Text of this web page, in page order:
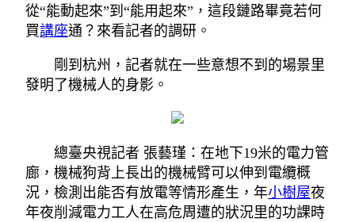
從“能動起來”到“能用起來”，這段鏈路畢竟若何
買講座通？來看記者的調研。
剛到杭州，記者就在一些意想不到的場景里
發明了機械人的身影。
總臺央視記者 張藝瑾：在地下19米的電力管
廊，機械狗背上長出的機械臂可以伸到電纜概
況，檢測出能否有放電等情形產生，年小樹屋夜
年夜削減電力工人在高危周遭的狀況里的功課時